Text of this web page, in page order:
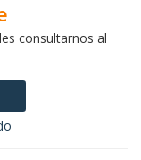
consultarnos al